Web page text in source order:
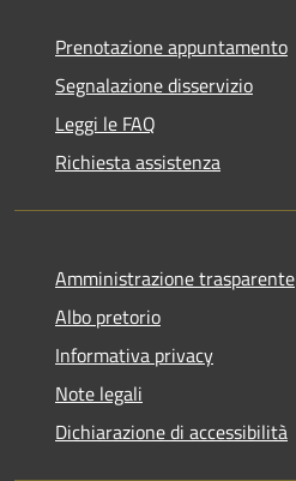
Prenotazione appuntamento
Segnalazione disservizio
Leggi le FAQ
Richiesta assistenza
Amministrazione trasparente
Albo pretorio
Informativa privacy
Note legali
Dichiarazione di accessibilità